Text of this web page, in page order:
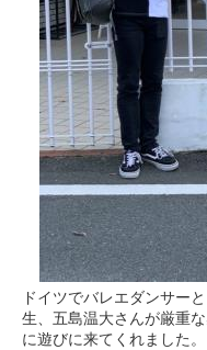
ドイツでバレエダンサー
生、五島温大さんが厳重
に遊びに来てくれました。